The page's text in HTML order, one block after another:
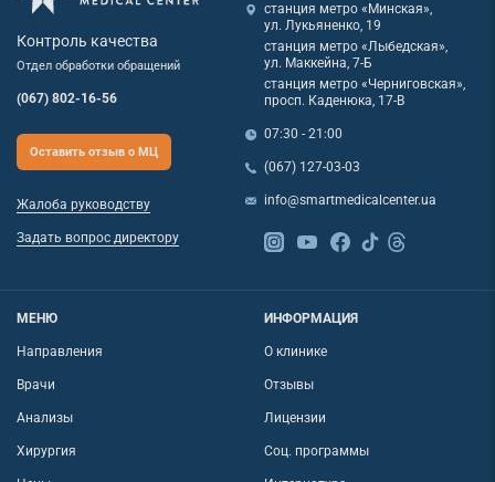
Контроль качества
Отдел обработки обращений
(067) 802-16-56
Оставить отзыв о МЦ
Жалоба руководству
Задать вопрос директору
станция метро «Минская»,
ул. Лукьяненко, 19
станция метро «Лыбедская»,
ул. Маккейна, 7-Б
станция метро «Черниговская»,
просп. Каденюка, 17-В
07:30 - 21:00
(067) 127-03-03
info@smartmedicalcenter.ua
МЕНЮ
Направления
Врачи
Анализы
Хирургия
ИНФОРМАЦИЯ
О клинике
Отзывы
Лицензии
Соц. программы